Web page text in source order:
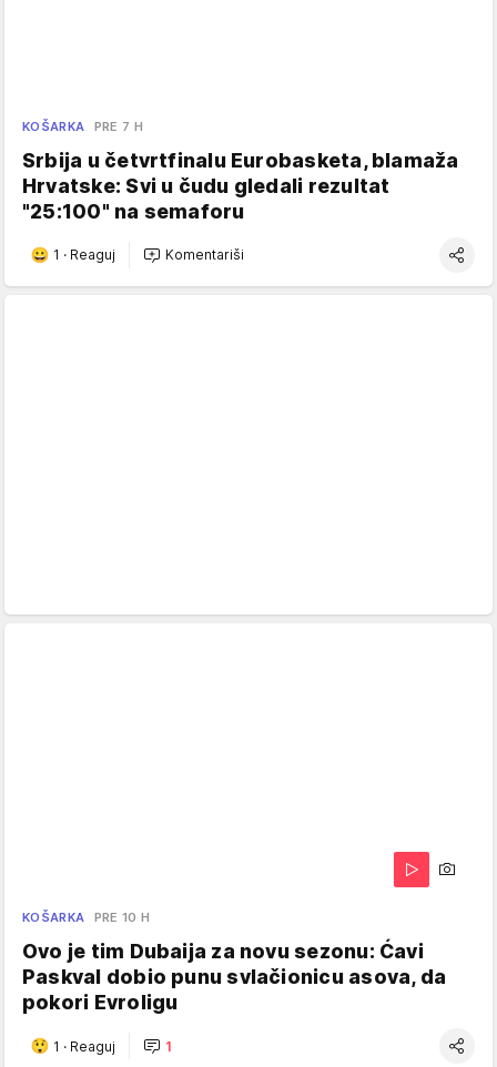
KOŠARKA PRE 7 H
Srbija u četvrtfinalu Eurobasketa, blamaža
Hrvatske: Svi u čudu gledali rezultat
"25:100" na semaforu
1 · Reaguj Komentariši
KOŠARKA PRE 10 H
Ovo je tim Dubaija za novu sezonu: Ćavi
Paskval dobio punu svlačionicu asova, da
pokori Evroligu
1 · Reaguj 1